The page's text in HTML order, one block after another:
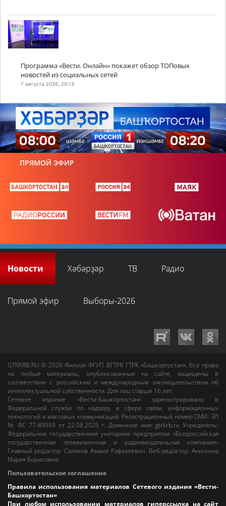
Программа «Вести. Онлайн» покажет обзор ТОПовых
новостей из социальных сетей
7 августа 2026, 20:13
ПРЯМОЙ ЭФИР
Новости Хәбәрҙәр ТВ Радио
Прямой эфир Выборы-2026
GTRKRB.RU © 2026Филиал ФГУП ВГТРК ГТРК «Башкортостан». Все права
на любые материалы, опубликованные на сайте, защищены в
соответствии с российским и международным законодательством об
интеллектуальной собственности. Для лиц старше 16 лет.
Сетевое издание «Вести-Башкортостан»зарегистрировано в
Федеральной службе по надзору в сфере связи, информационных
технологий и массовых коммуникаций. Регистрационный номер СМИ: ЭЛ
№ ФС 77-89959 от 22.08.2025 г. Доменное имя:gtrkrb.ru Учредитель:
Федеральное государственное унитарное предприятие «Всероссийская
государственная телевизионная и радиовещательная компания».
Главный редактор:Салихов Азамат Рафаэлевич. Веб-редактор:Анискина
Мария Борисовна.
Пользовательское соглашение
Правила использования материалов Сетевого издания «Вести-
Башкортостан»
При любом использовании материалов гиперссылка на сайт